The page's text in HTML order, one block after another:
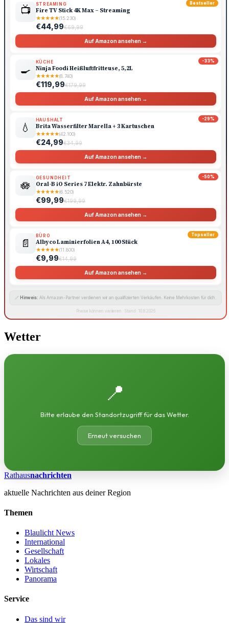
Bestseller
📺 STREAMING
Fire TV Stick 4K Max – Streaming
★★★★★(15.230)
€44,99€69,99
Auf Amazon ansehen →
-33%
🍳
KÜCHE
Ninja Foodi Heißluftfritteuse, 5,2L
★★★★★(8.740)
€119,99€179,99
Auf Amazon ansehen →
-29%
💧
HAUSHALT
Brita Wasserfilter Marella + 3 Kartuschen
★★★★★(42.100)
€24,99€34,99
Auf Amazon ansehen →
-50%
🪷
GESUNDHEIT
Oral-B iO Series 7 Elektr. Zahnbürste
★★★★★(6.520)
€99,99€199,99
Auf Amazon ansehen →
Topseller
📄
BÜRO
Albyco Laminierfolien A4, 100 Stück
★★★★★(11.800)
€9,99€14,99
Auf Amazon ansehen →
🔗 Hinweis: Als Amazon-Partner verdienen wir an qualifizierten Verkäufen. Keine Mehrkosten für dich.
Preise können variieren · Stand: 10.8.2026
Wetter
📍
Bitte erlaube den Standortzugriff für das Wetter.
Erneut versuchen
Rathausnachrichten
aktuelle Nachrichten aus deiner Region
Themen
Blaulicht News
International
Gesellschaft
Lokales
Wirtschaft
Panorama
Service
Das sind wir